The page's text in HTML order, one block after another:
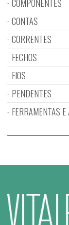
COMPONENTES
CONTAS
CORRENTES
FECHOS
FIOS
PENDENTES
FERRAMENTAS E